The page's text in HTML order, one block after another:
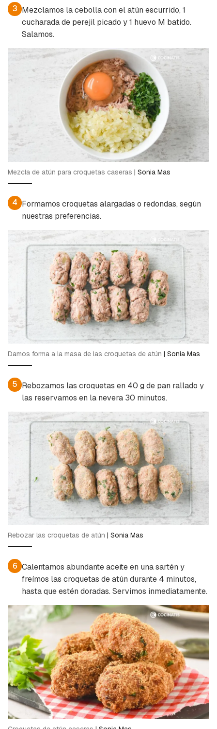
Guardar como favorito
de iniciar sesión con tu cuenta de Cocinatis.
INICIAR SESIÓN CANCELAR
3 Mezclamos la cebolla con el atún escurrido, 1
cucharada de perejil picado y 1 huevo M batido.
Salamos.
Mezcla de atún para croquetas caseras | Sonia Mas
4 Formamos croquetas alargadas o redondas, según
nuestras preferencias.
Damos forma a la masa de las croquetas de atún | Sonia Mas
5 Rebozamos las croquetas en 40 g de pan rallado y
las reservamos en la nevera 30 minutos.
Rebozar las croquetas de atún | Sonia Mas
6 Calentamos abundante aceite en una sartén y
freímos las croquetas de atún durante 4 minutos,
hasta que estén doradas. Servimos inmediatamente.
Contenido enviado
ACEPTAR